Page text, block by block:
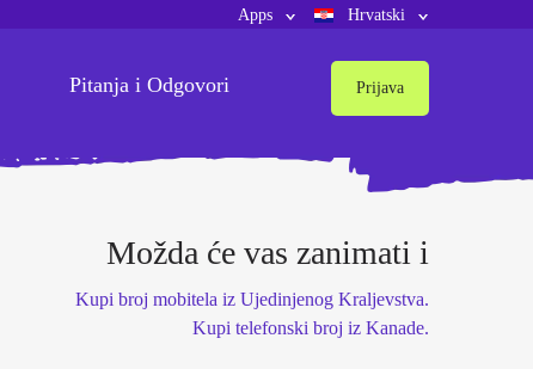
Hrvatski
Apps
Pitanja i Odgovori Prijava
Možda će vas zanimati i
Kupi broj mobitela iz Ujedinjenog Kraljevstva.
Kupi telefonski broj iz Kanade.